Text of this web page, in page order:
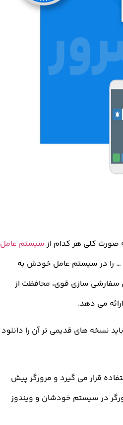
کلی هر کدام ازسیستم عامل
و … را در سیستم عامل خودش به
سفارشی سازی قوی، محافظت از
می دهد.
نسخه های قدیمی تر آن را دانلود
قرار می گیرد و مرورگر پیش
در سیستم خودشان و ویندوز